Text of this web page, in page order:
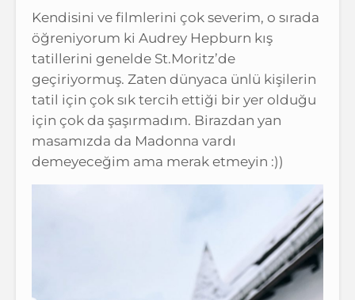
Kendisini ve filmlerini çok severim, o sırada
öğreniyorum ki Audrey Hepburn kış
tatillerini genelde St.Moritz’de
geçiriyormuş. Zaten dünyaca ünlü kişilerin
tatil için çok sık tercih ettiği bir yer olduğu
için çok da şaşırmadım. Birazdan yan
masamızda da Madonna vardı
demeyeceğim ama merak etmeyin :))